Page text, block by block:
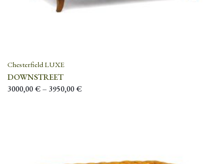
Chesterfield LUXE
DOWNSTREET
3000,00€– 3950,00€